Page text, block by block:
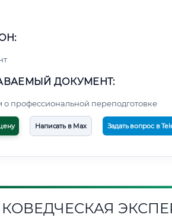
ДОКУМЕНТ:
о профессиональной переподготовке
Написать в Max Задать вопрос в